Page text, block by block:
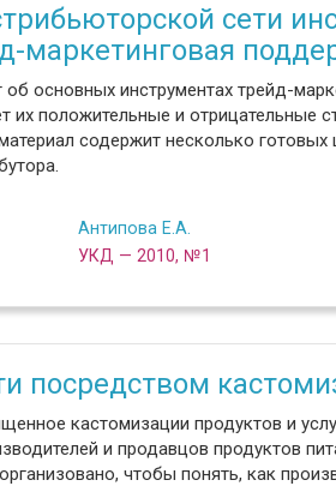
сети
маркетинговая
основных инструментах трейд-
их положительные и отрицательные
содержит несколько
Антипова Е.А.
УКД — 2010, №1
посредством
кастомизации продуктов и
и продавцов продуктов
чтобы понять, как